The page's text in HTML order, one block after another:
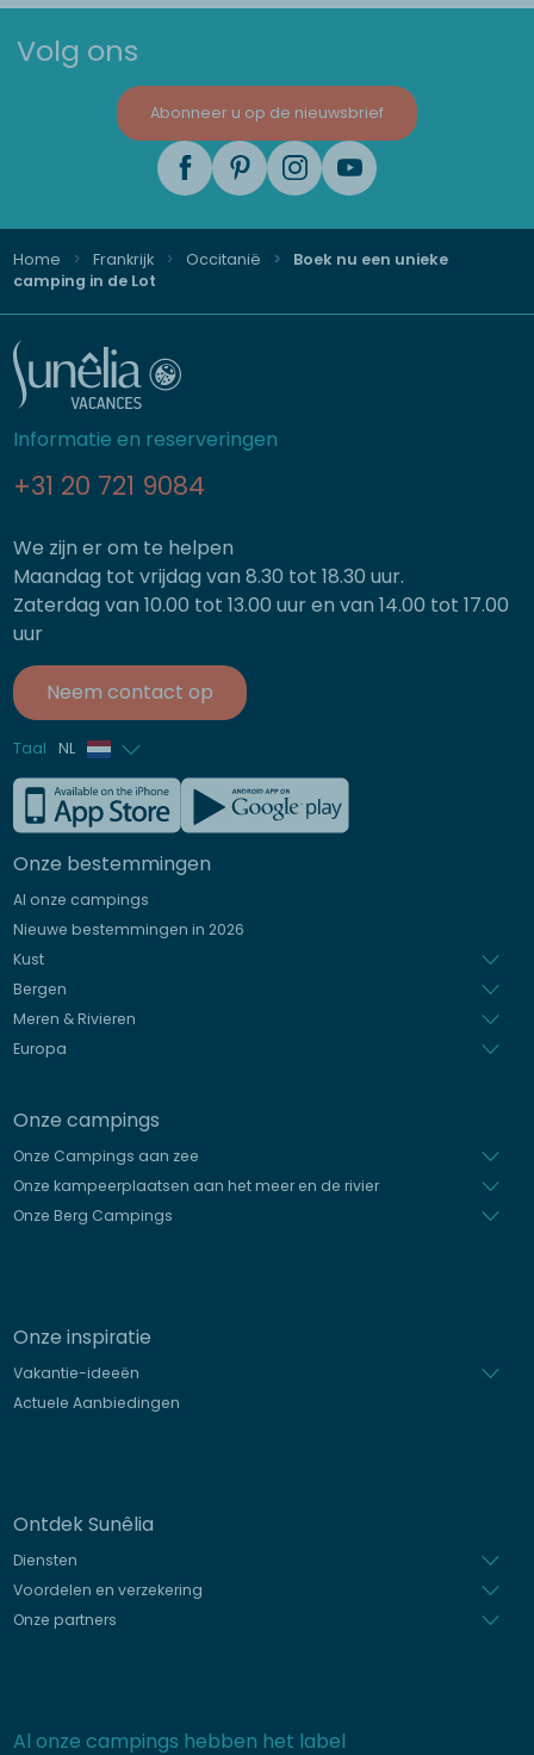
Volg ons
Abonneer u op de nieuwsbrief
Home Frankrijk Occitanië
Boek nu een unieke
camping in de Lot
Informatie en reserveringen
+31 20 721 9084
We zijn er om te helpen
Maandag tot vrijdag van 8.30 tot 18.30 uur.
Zaterdag van 10.00 tot 13.00 uur en van 14.00 tot 17.00
uur
Neem contact op
Taal NL
Frans
Engels
Duits
Italiaans
Onze bestemmingen
Al onze campings
Nieuwe bestemmingen in 2026
Kust
Bergen
Meren & Rivieren
Europa
Onze campings
Onze Campings aan zee
Onze kampeerplaatsen aan het meer en de rivier
Onze Berg Campings
Onze inspiratie
Vakantie-ideeën
Actuele Aanbiedingen
Ontdek Sunêlia
Diensten
Voordelen en verzekering
Onze partners
Al onze campings hebben het label